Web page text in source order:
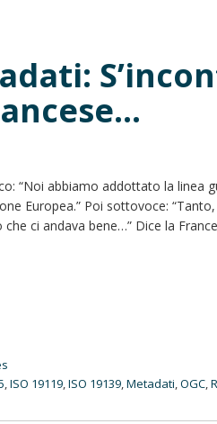
“Noi abbiamo addottato la linea
Europea.” Poi sottovoce:
ci andava bene…” Dice la
,ISO 19119,ISO 19139,Metadati,OGC,